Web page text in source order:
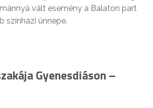
vált esemény a Balaton part
színházi ünnepe.
Gyenesdiáson –